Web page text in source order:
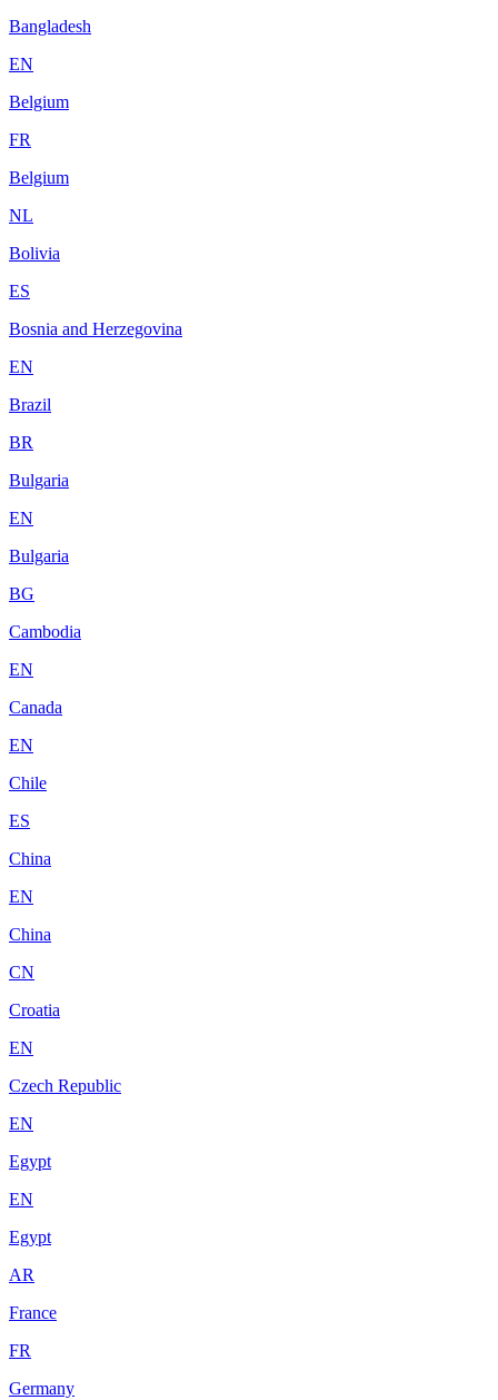
Bangladesh
EN
Belgium
FR
Belgium
NL
Bolivia
ES
Bosnia and Herzegovina
EN
Brazil
BR
Bulgaria
EN
Bulgaria
BG
Cambodia
EN
Canada
EN
Chile
ES
China
EN
China
CN
Croatia
EN
Czech Republic
EN
Egypt
EN
Egypt
AR
France
FR
Germany